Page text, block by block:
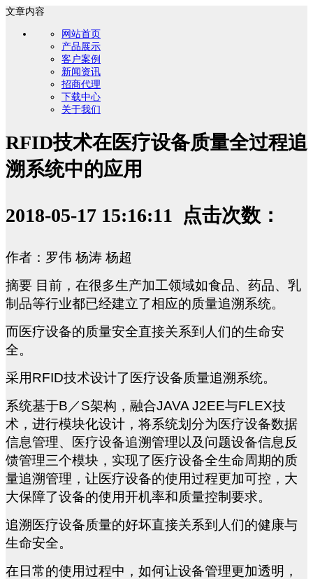
文章内容
网站首页
产品展示
客户案例
新闻资讯
招商代理
下载中心
关于我们
RFID技术在医疗设备质量全过程追
溯系统中的应用
2018-05-17 15:16:11 点击次数：
作者：罗伟 杨涛 杨超
摘要 目前，在很多生产加工领域如食品、药品、乳
制品等行业都已经建立了相应的质量追溯系统。
而医疗设备的质量安全直接关系到人们的生命安
全。
采用RFID技术设计了医疗设备质量追溯系统。
系统基于B／S架构，融合JAVA J2EE与FLEX技
术，进行模块化设计，将系统划分为医疗设备数据
信息管理、医疗设备追溯管理以及问题设备信息反
馈管理三个模块，实现了医疗设备全生命周期的质
量追溯管理，让医疗设备的使用过程更加可控，大
大保障了设备的使用开机率和质量控制要求。
追溯医疗设备质量的好坏直接关系到人们的健康与
生命安全。
在日常的使用过程中，如何让设备管理更加透明，